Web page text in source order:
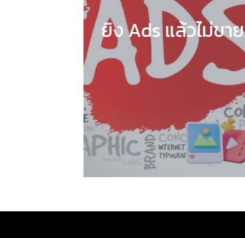
ยิง Ads แล้วไม่ขาย